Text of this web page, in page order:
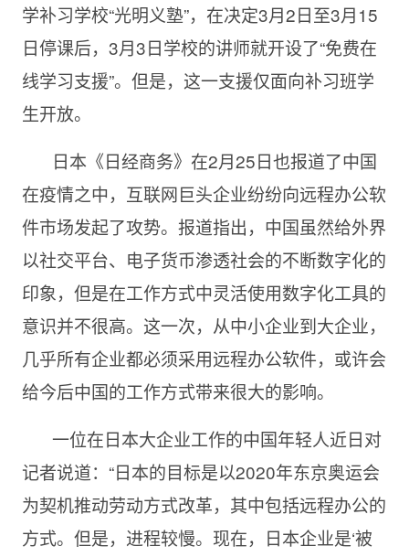
学补习学校“光明义塾”，在决定3月2日至3月15
日停课后，3月3日学校的讲师就开设了“免费在
线学习支援”。但是，这一支援仅面向补习班学
生开放。
日本《日经商务》在2月25日也报道了中国
在疫情之中，互联网巨头企业纷纷向远程办公软
件市场发起了攻势。报道指出，中国虽然给外界
以社交平台、电子货币渗透社会的不断数字化的
印象，但是在工作方式中灵活使用数字化工具的
意识并不很高。这一次，从中小企业到大企业，
几乎所有企业都必须采用远程办公软件，或许会
给今后中国的工作方式带来很大的影响。
一位在日本大企业工作的中国年轻人近日对
记者说道：“日本的目标是以2020年东京奥运会
为契机推动劳动方式改革，其中包括远程办公的
方式。但是，进程较慢。现在，日本企业是‘被